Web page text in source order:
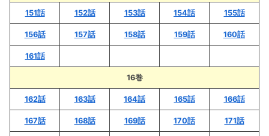
151話 152話 153話 154話 155話
156話 157話 158話 159話 160話
161話
16巻
162話 163話 164話 165話 166話
167話 168話 169話 170話 171話